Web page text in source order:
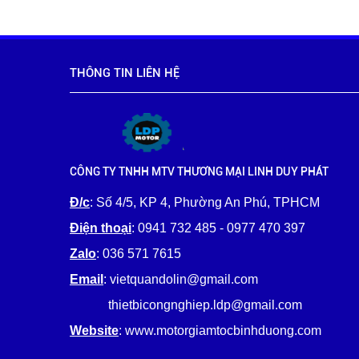
THÔNG TIN LIÊN HỆ
CÔNG TY TNHH MTV THƯƠNG MẠI LINH DUY PHÁT
Đ/c: Số 4/5, KP 4, Phường An Phú, TPHCM
Điện thoại: 0941 732 485 - 0977 470 397
Zalo: 036 571 7615
Email : vietquandolin@gmail.com
thietbicongnghiep.ldp@gmail.com
Website: www.motorgiamtocbinhduong.com